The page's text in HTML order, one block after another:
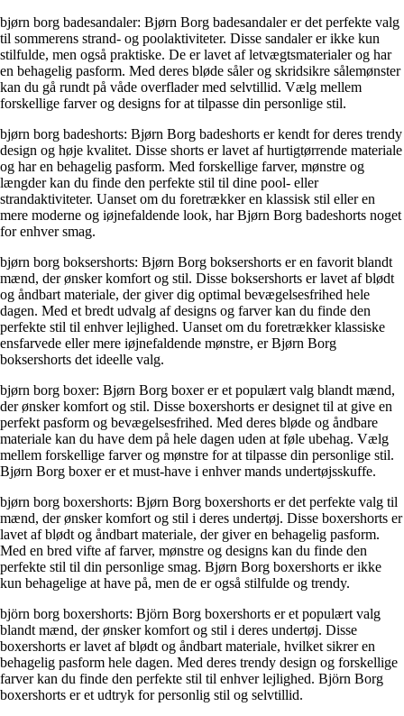
bjørn borg badesandaler: Bjørn Borg badesandaler er det perfekte valg
til sommerens strand- og poolaktiviteter. Disse sandaler er ikke kun
stilfulde, men også praktiske. De er lavet af letvægtsmaterialer og har
en behagelig pasform. Med deres bløde såler og skridsikre sålemønster
kan du gå rundt på våde overflader med selvtillid. Vælg mellem
forskellige farver og designs for at tilpasse din personlige stil.
bjørn borg badeshorts: Bjørn Borg badeshorts er kendt for deres trendy
design og høje kvalitet. Disse shorts er lavet af hurtigtørrende materiale
og har en behagelig pasform. Med forskellige farver, mønstre og
længder kan du finde den perfekte stil til dine pool- eller
strandaktiviteter. Uanset om du foretrækker en klassisk stil eller en
mere moderne og iøjnefaldende look, har Bjørn Borg badeshorts noget
for enhver smag.
bjørn borg boksershorts: Bjørn Borg boksershorts er en favorit blandt
mænd, der ønsker komfort og stil. Disse boksershorts er lavet af blødt
og åndbart materiale, der giver dig optimal bevægelsesfrihed hele
dagen. Med et bredt udvalg af designs og farver kan du finde den
perfekte stil til enhver lejlighed. Uanset om du foretrækker klassiske
ensfarvede eller mere iøjnefaldende mønstre, er Bjørn Borg
boksershorts det ideelle valg.
bjørn borg boxer: Bjørn Borg boxer er et populært valg blandt mænd,
der ønsker komfort og stil. Disse boxershorts er designet til at give en
perfekt pasform og bevægelsesfrihed. Med deres bløde og åndbare
materiale kan du have dem på hele dagen uden at føle ubehag. Vælg
mellem forskellige farver og mønstre for at tilpasse din personlige stil.
Bjørn Borg boxer er et must-have i enhver mands undertøjsskuffe.
bjørn borg boxershorts: Bjørn Borg boxershorts er det perfekte valg til
mænd, der ønsker komfort og stil i deres undertøj. Disse boxershorts er
lavet af blødt og åndbart materiale, der giver en behagelig pasform.
Med en bred vifte af farver, mønstre og designs kan du finde den
perfekte stil til din personlige smag. Bjørn Borg boxershorts er ikke
kun behagelige at have på, men de er også stilfulde og trendy.
björn borg boxershorts: Björn Borg boxershorts er et populært valg
blandt mænd, der ønsker komfort og stil i deres undertøj. Disse
boxershorts er lavet af blødt og åndbart materiale, hvilket sikrer en
behagelig pasform hele dagen. Med deres trendy design og forskellige
farver kan du finde den perfekte stil til enhver lejlighed. Björn Borg
boxershorts er et udtryk for personlig stil og selvtillid.